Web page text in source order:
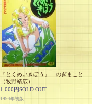
『とくめいきぼう』 のぎまこと
（牧野靖広）
1,000円SOLD OUT
1994年初版